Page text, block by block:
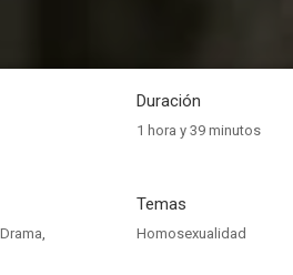
Duración
1 hora y 39 minutos
Drama,
Temas
Homosexualidad